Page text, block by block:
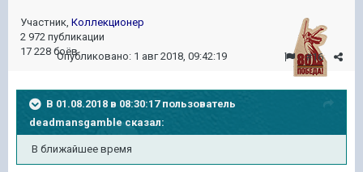
Участник, Коллекционер
2 972 публикации
17 228 боёв
#16
Опубликовано: 1 авг 2018, 09:42:19
В 01.08.2018 в 08:30:17 пользователь
deadmansgambleсказал:
В ближайшее время